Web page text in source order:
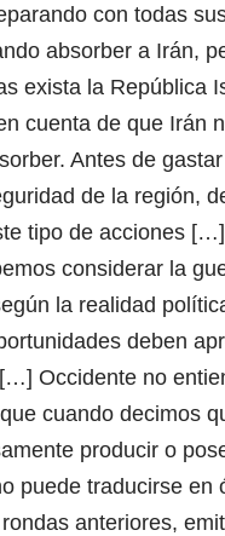
con todas
absorber a Irán,
exista la República
cuenta de que Irán
Antes de
de la región,
tipo de acciones
considerar la
la realidad
deben
Occidente no
cuando decimos
producir o
puede traducirse en
anteriores,